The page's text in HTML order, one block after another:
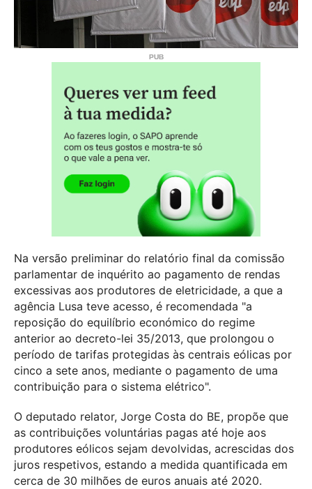
Na versão preliminar do relatório final da comissão
parlamentar de inquérito ao pagamento de rendas
excessivas aos produtores de eletricidade, a que a
agência Lusa teve acesso, é recomendada "a
reposição do equilíbrio económico do regime
anterior ao decreto-lei 35/2013, que prolongou o
período de tarifas protegidas às centrais eólicas por
cinco a sete anos, mediante o pagamento de uma
contribuição para o sistema elétrico".
O deputado relator, Jorge Costa do BE, propõe que
as contribuições voluntárias pagas até hoje aos
produtores eólicos sejam devolvidas, acrescidas dos
juros respetivos, estando a medida quantificada em
cerca de 30 milhões de euros anuais até 2020.